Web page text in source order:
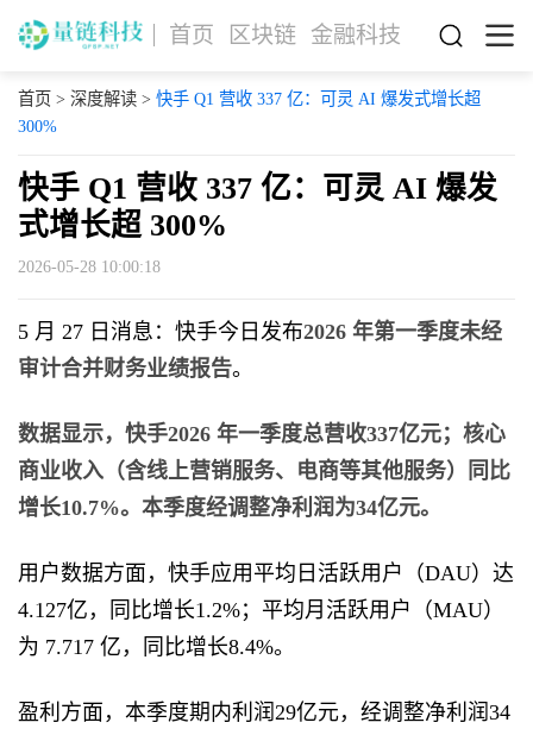
首页 区块链 金融科技
首页 > 深度解读> 快手 Q1 营收 337 亿：可灵 AI 爆发式增长超
300%
快手 Q1 营收 337 亿：可灵 AI 爆发
式增长超 300%
2026-05-28 10:00:18
5 月 27 日消息：快手今日发布2026 年第一季度未经
审计合并财务业绩报告。
数据显示，快手2026 年一季度总营收337亿元；核心
商业收入（含线上营销服务、电商等其他服务）同比
增长10.7%。本季度经调整净利润为34亿元。
用户数据方面，快手应用平均日活跃用户（DAU）达
4.127亿，同比增长1.2%；平均月活跃用户（MAU）
为 7.717 亿，同比增长8.4%。
盈利方面，本季度期内利润29亿元，经调整净利润34